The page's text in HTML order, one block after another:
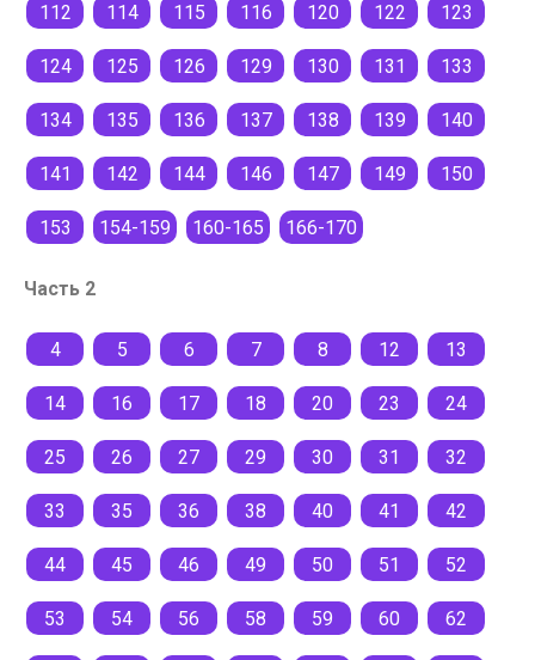
112 114 115 116 120 122 123
124 125 126 129 130 131 133
134 135 136 137 138 139 140
141 142 144 146 147 149 150
153 154-159 160-165 166-170
Часть 2
4 5 6 7 8 12 13
14 16 17 18 20 23 24
25 26 27 29 30 31 32
33 35 36 38 40 41 42
44 45 46 49 50 51 52
53 54 56 58 59 60 62